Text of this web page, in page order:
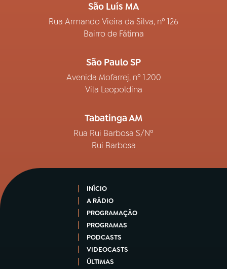
São Luís MA
Rua Armando Vieira da Silva, nº 126
Bairro de Fátima
São Paulo SP
Avenida Mofarrej, nº 1.200
Vila Leopoldina
Tabatinga AM
Rua Rui Barbosa S/Nº
Rui Barbosa
INÍCIO
A RÁDIO
PROGRAMAÇÃO
PROGRAMAS
PODCASTS
VIDEOCASTS
ÚLTIMAS